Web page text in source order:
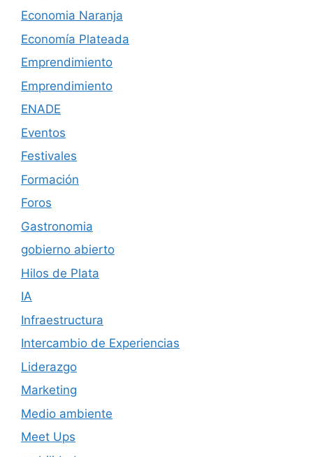
Economia Naranja
Economía Plateada
Emprendimiento
Emprendimiento
ENADE
Eventos
Festivales
Formación
Foros
Gastronomia
gobierno abierto
Hilos de Plata
IA
Infraestructura
Intercambio de Experiencias
Liderazgo
Marketing
Medio ambiente
Meet Ups